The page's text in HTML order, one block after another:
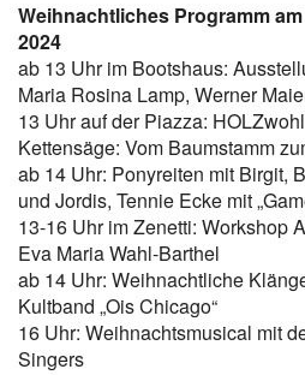
Weihnachtliches Programm
2024
ab 13 Uhr im Bootshaus:
Maria Rosina Lamp, Werner
13 Uhr auf der Piazza:
Kettensäge: Vom Baumstamm
ab 14 Uhr: Ponyreiten mit Birgit,
und Jordis, Tennie Ecke mit
13-16 Uhr im Zenetti: Workshop
Eva Maria Wahl-Barthel
ab 14 Uhr: Weihnachtliche
Kultband „Ois Chicago“
16 Uhr: Weihnachtsmusical mit
Singers